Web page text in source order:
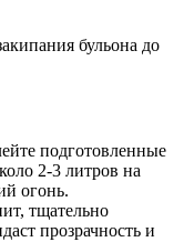
бульона до
подготовленные
2-3 литров на
огонь.
тщательно
прозрачность и